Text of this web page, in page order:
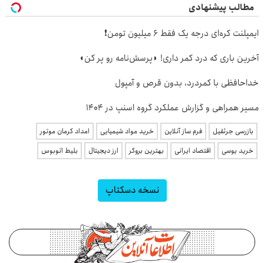
مطالب پیشنهادی
ایمپلنت کره‌ای درجه یک فقط 6 میلیون تومن❗
آخرین باری که درد کمر داری! ◗پرسش‌نامه رو پر کن◖
خداحافظی با کمردرد، بدون قرص و آمپول
مسیر همراهی و گزارش عملکرد گروه اسنپ در ۱۴۰۴
بازرسی جرثقیل فرم ساز آنلاین خرید مواد شیمیایی
امداد کرمان موتور
خرید یوسی
اقتصاد ایرانی بهترین بروکر ارز دیجیتال بلیط اتوبوس
نسخه دسکتاپ